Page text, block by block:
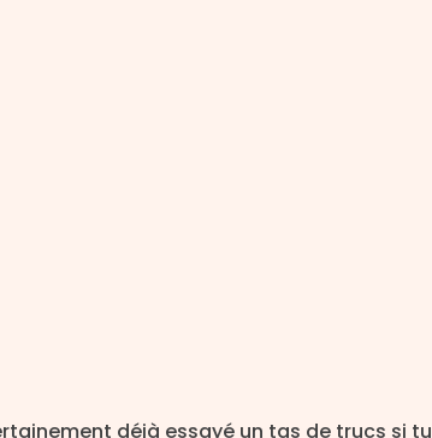
déjà essayé un tas de trucs si tu